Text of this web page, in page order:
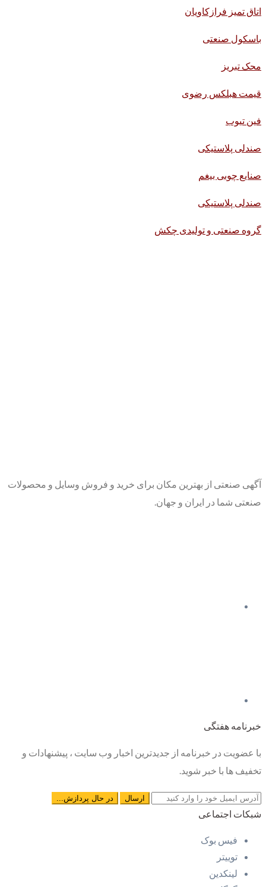
اتاق تمیز فرازکاویان
باسکول صنعتی
محک تبریز
قیمت هبلکس رضوی
فین تیوب
صندلی پلاستیکی
صنایع چوبی بیغم
صندلی پلاستیکی
گروه صنعتی و تولیدی چکش
آگهی صنعتی از بهترین مکان برای خرید و فروش وسایل و محصولات
صنعتی شما در ایران و جهان.
خبرنامه هفتگی
با عضویت در خبرنامه از جدیدترین اخبار وب سایت ، پیشنهادات و
تخفیف ها با خبر شوید.
شبکات اجتماعی
فیس بوک
توییتر
لینکدین